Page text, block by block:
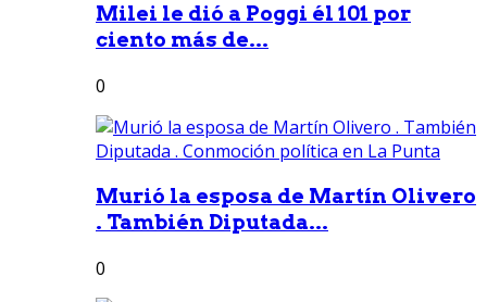
Milei le dió a Poggi él 101 por
ciento más de...
0
Murió la esposa de Martín Olivero
. También Diputada...
0